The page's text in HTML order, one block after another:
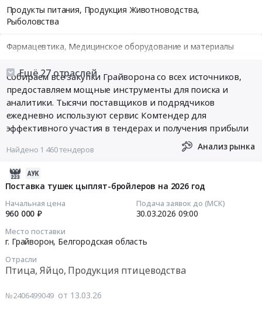
Ещё 27 отраслей
Продукты питания, Продукция Животноводства,
Рыболовства
Фармацевтика, Медицинское оборудование и материалы
Медицинские и Оздоровительные услуги
Мебель, Компьютеры и Периферия, Канцтовары, Бытовая
техника
Связь, Информационные технологии
Грузовые и пассажирские перевозки, Транспортные услуги
Полиграфия
Реклама, Дизайн, Маркетинг, Теле и радиовещание
Топливо, Уголь, Продукция нефтепереработки
Автомобили, Спецтехника, Авиа- ЖД-техника, Суда
Собираем все закупки Грайворона со всех источников,
предоставляем мощные инструменты для поиска и
аналитики. Тысячи поставщиков и подрядчиков
ежедневно используют сервис Комтендер для
эффективного участия в тендерах и получения прибыли
Найдено 1 460 тендеров Анализ рынка
Поставка тушек цыплят-бройлеров на 2026 год
Начальная цена
960 000 ₽
Подача заявок до (МСК)
30.03.2026 09:00
Место поставки
г. Грайворон, Белгородская область
Отрасли
Птица, Яйцо, Продукция птицеводства
№2406499049 от 13.03.26